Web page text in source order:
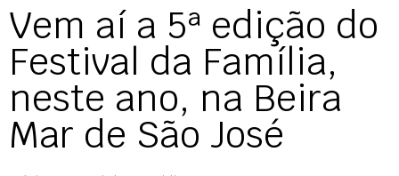
Vem aí a 5ª edição do
Festival da Família,
neste ano, na Beira
Mar de São José